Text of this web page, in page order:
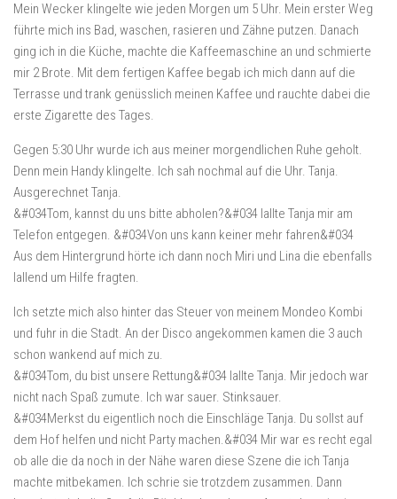
Mein Wecker klingelte wie jeden Morgen um 5 Uhr. Mein erster Weg
führte mich ins Bad, waschen, rasieren und Zähne putzen. Danach
ging ich in die Küche, machte die Kaffeemaschine an und schmierte
mir 2 Brote. Mit dem fertigen Kaffee begab ich mich dann auf die
Terrasse und trank genüsslich meinen Kaffee und rauchte dabei die
erste Zigarette des Tages.
Gegen 5:30 Uhr wurde ich aus meiner morgendlichen Ruhe geholt.
Denn mein Handy klingelte. Ich sah nochmal auf die Uhr. Tanja.
Ausgerechnet Tanja.
&#034Tom, kannst du uns bitte abholen?&#034 lallte Tanja mir am
Telefon entgegen. &#034Von uns kann keiner mehr fahren&#034
Aus dem Hintergrund hörte ich dann noch Miri und Lina die ebenfalls
lallend um Hilfe fragten.
Ich setzte mich also hinter das Steuer von meinem Mondeo Kombi
und fuhr in die Stadt. An der Disco angekommen kamen die 3 auch
schon wankend auf mich zu.
&#034Tom, du bist unsere Rettung&#034 lallte Tanja. Mir jedoch war
nicht nach Spaß zumute. Ich war sauer. Stinksauer.
&#034Merkst du eigentlich noch die Einschläge Tanja. Du sollst auf
dem Hof helfen und nicht Party machen.&#034 Mir war es recht egal
ob alle die da noch in der Nähe waren diese Szene die ich Tanja
machte mitbekamen. Ich schrie sie trotzdem zusammen. Dann